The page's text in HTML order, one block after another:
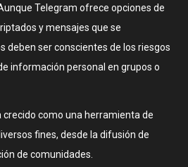
Telegram ofrece opciones de
y mensajes que se
deben ser conscientes de los riesgos
información personal en grupos o
crecido como una herramienta de
fines, desde la difusión de
de comunidades.